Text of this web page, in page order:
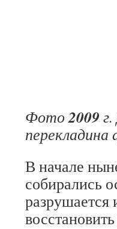
Фото2009
перекладина
В начале
собирались
разрушается